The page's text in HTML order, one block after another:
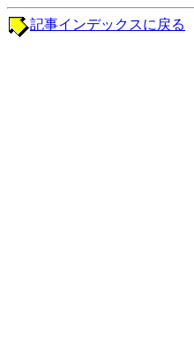
記事インデックスに戻る